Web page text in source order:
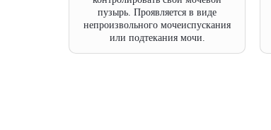
пузырь. Проявляется в виде
непроизвольного мочеиспускания
или подтекания мочи.